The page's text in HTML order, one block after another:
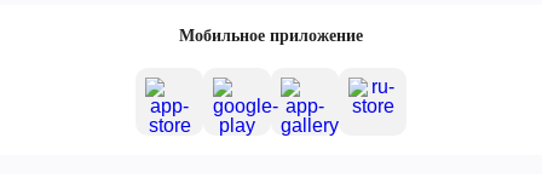
Мобильное приложение